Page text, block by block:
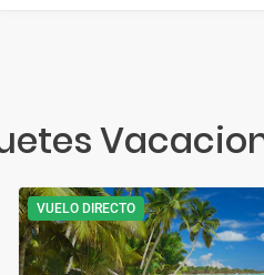
VUELO DIRECTO